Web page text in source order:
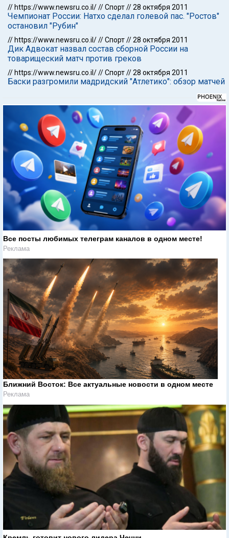
// https://www.newsru.co.il///Спорт//28 октября 2011
Чемпионат России: Натхо сделал голевой пас. "Ростов"
остановил "Рубин"
// https://www.newsru.co.il///Спорт//28 октября 2011
Дик Адвокат назвал состав сборной России на
товарищеский матч против греков
// https://www.newsru.co.il///Спорт//28 октября 2011
Баски разгромили мадридский "Атлетико": обзор матчей
Все посты любимых телеграм каналов в одном месте!
Реклама
Ближний Восток: Все актуальные новости в одном месте
Реклама